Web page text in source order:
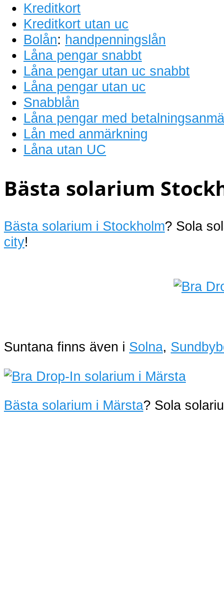
Kreditkort
Kreditkort utan uc
Bolån: handpenningslån
Låna pengar snabbt
Låna pengar utan uc snabbt
Låna pengar utan uc
Snabblån
Låna pengar med
Lån med anmärkning
Låna utan UC
Bästa solarium
Bästa solarium i Stockholm? Sola
city!
Suntana finns även i Solna,
Bästa solarium i Märsta? Sola